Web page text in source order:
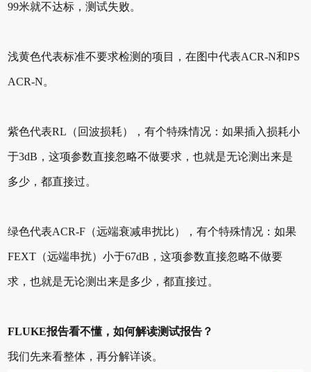
99米就不达标，测试失败。
浅黄色代表标准不要求检测的项目，在图中代表ACR-N和PS
ACR-N。
紫色代表RL（回波损耗），有个特殊情况：如果插入损耗小
于3dB，这项参数直接忽略不做要求，也就是无论测出来是
多少，都直接过。
绿色代表ACR-F（远端衰减串扰比），有个特殊情况：如果
FEXT（远端串扰）小于67dB，这项参数直接忽略不做要
求，也就是无论测出来是多少，都直接过。
FLUKE报告看不懂，如何解读测试报告？
我们先来看整体，再分解详谈。